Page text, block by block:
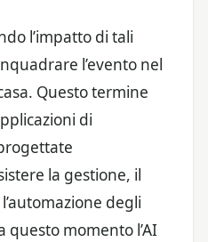
l’impatto di tali
l’evento nel
Questo termine
di
la gestione, il
degli
questo momento l’AI